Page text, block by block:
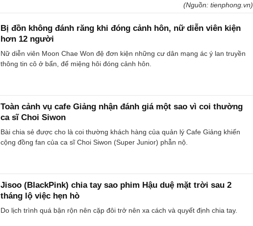
(Nguồn: tienphong.vn)
Bị đồn không đánh răng khi đóng cảnh hôn, nữ diễn viên kiện
hơn 12 người
Nữ diễn viên Moon Chae Won đệ đơn kiện những cư dân mạng ác ý lan truyền
thông tin cô ở bẩn, để miệng hôi đóng cảnh hôn.
Toàn cảnh vụ cafe Giảng nhận đánh giá một sao vì coi thường
ca sĩ Choi Siwon
Bài chia sẻ được cho là coi thường khách hàng của quản lý Cafe Giảng khiến
cộng đồng fan của ca sĩ Choi Siwon (Super Junior) phẫn nộ.
Jisoo (BlackPink) chia tay sao phim Hậu duệ mặt trời sau 2
tháng lộ việc hẹn hò
Do lịch trình quá bận rộn nên cặp đôi trở nên xa cách và quyết định chia tay.